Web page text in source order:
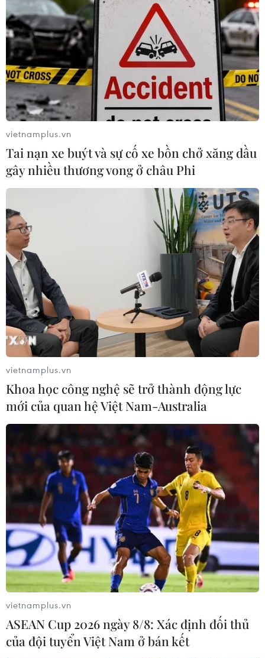
vietnamplus.vn
Tai nạn xe buýt và sự cố xe bồn chở xăng dầu
gây nhiều thương vong ở châu Phi
vietnamplus.vn
Khoa học công nghệ sẽ trở thành động lực
mới của quan hệ Việt Nam-Australia
vietnamplus.vn
ASEAN Cup 2026 ngày 8/8: Xác định đối thủ
của đội tuyển Việt Nam ở bán kết